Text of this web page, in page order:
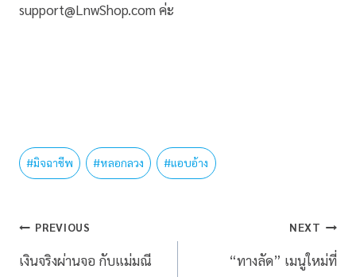
support@LnwShop.com ค่ะ
#มิจฉาชีพ #หลอกลวง #แอบอ้าง
PREVIOUS
เงินจริงผ่านจอ กับแม่มณี
NEXT
“ทางลัด” เมนูใหม่ที่